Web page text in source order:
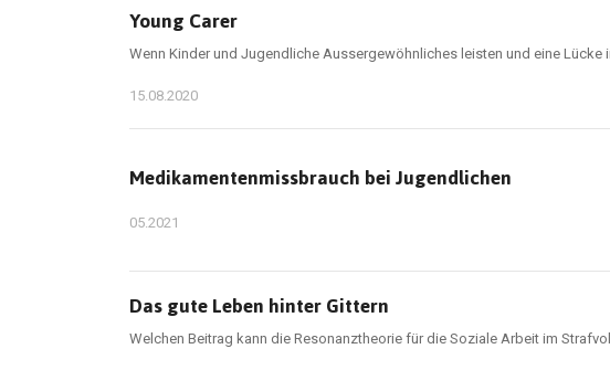
Young Carer
Wenn Kinder und Jugendliche Aussergewöhnliches leisten und eine Lücke
15.08.2020
Medikamentenmissbrauch bei Jugendlichen
05.2021
Das gute Leben hinter Gittern
Welchen Beitrag kann die Resonanztheorie für die Soziale Arbeit im